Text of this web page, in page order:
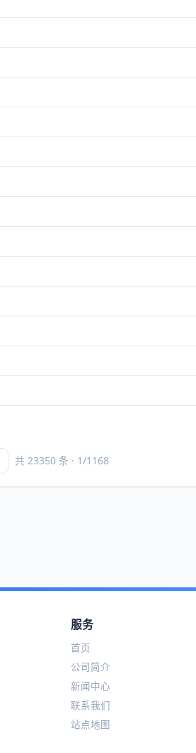
共 23350 条 · 1/1168
服务
首页
公司简介
新闻中心
联系我们
站点地图